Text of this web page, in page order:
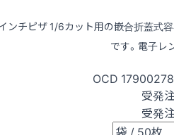
ンチピザ 1/6カット用の嵌合折蓋式
です。電子レ
OCD
受発
受発